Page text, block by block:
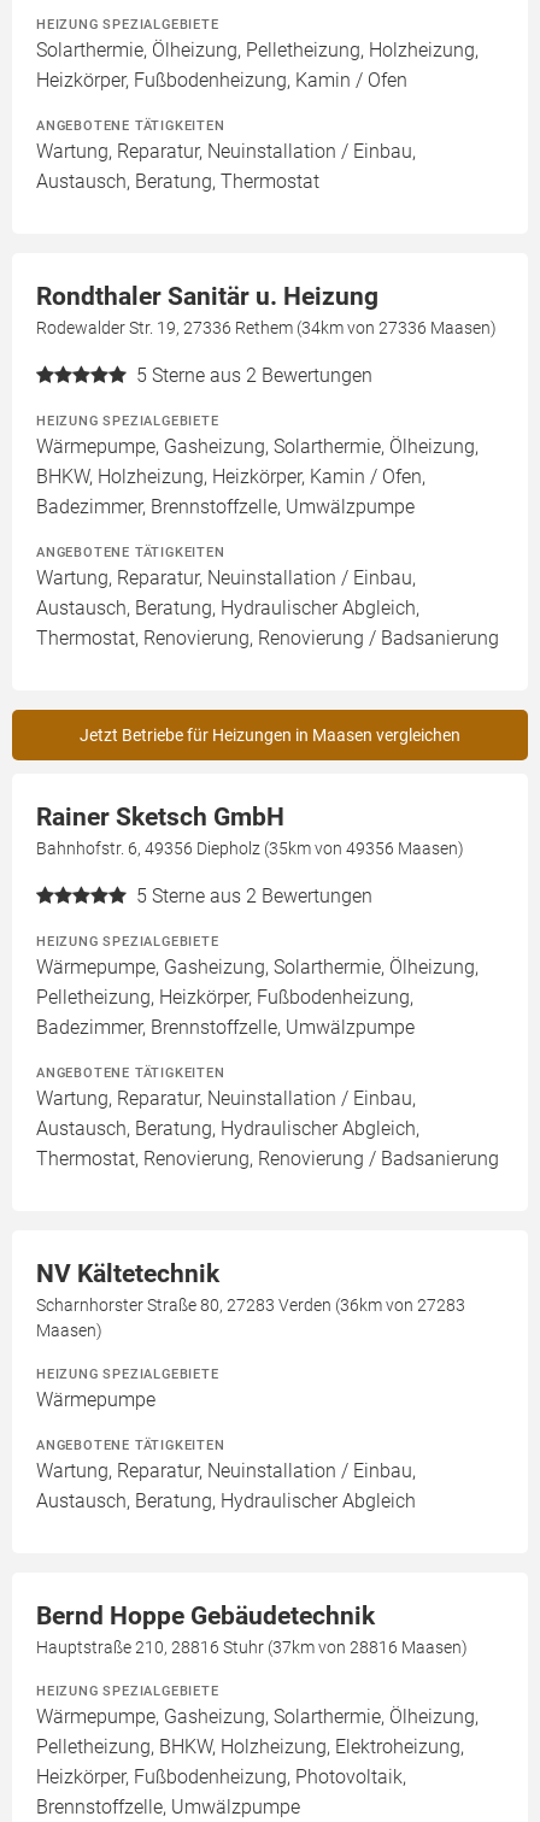
HEIZUNG SPEZIALGEBIETE
Solarthermie, Ölheizung, Pelletheizung, Holzheizung,
Heizkörper, Fußbodenheizung, Kamin / Ofen
ANGEBOTENE TÄTIGKEITEN
Wartung, Reparatur, Neuinstallation / Einbau,
Austausch, Beratung, Thermostat
Rondthaler Sanitär u. Heizung
Rodewalder Str. 19, 27336 Rethem (34km von 27336 Maasen)
5 Sterne aus 2 Bewertungen
HEIZUNG SPEZIALGEBIETE
Wärmepumpe, Gasheizung, Solarthermie, Ölheizung,
BHKW, Holzheizung, Heizkörper, Kamin / Ofen,
Badezimmer, Brennstoffzelle, Umwälzpumpe
ANGEBOTENE TÄTIGKEITEN
Wartung, Reparatur, Neuinstallation / Einbau,
Austausch, Beratung, Hydraulischer Abgleich,
Thermostat, Renovierung, Renovierung / Badsanierung
Jetzt Betriebe für Heizungen in Maasen vergleichen
Rainer Sketsch GmbH
Bahnhofstr. 6, 49356 Diepholz (35km von 49356 Maasen)
5 Sterne aus 2 Bewertungen
HEIZUNG SPEZIALGEBIETE
Wärmepumpe, Gasheizung, Solarthermie, Ölheizung,
Pelletheizung, Heizkörper, Fußbodenheizung,
Badezimmer, Brennstoffzelle, Umwälzpumpe
ANGEBOTENE TÄTIGKEITEN
Wartung, Reparatur, Neuinstallation / Einbau,
Austausch, Beratung, Hydraulischer Abgleich,
Thermostat, Renovierung, Renovierung / Badsanierung
NV Kältetechnik
Scharnhorster Straße 80, 27283 Verden (36km von 27283
Maasen)
HEIZUNG SPEZIALGEBIETE
Wärmepumpe
ANGEBOTENE TÄTIGKEITEN
Wartung, Reparatur, Neuinstallation / Einbau,
Austausch, Beratung, Hydraulischer Abgleich
Bernd Hoppe Gebäudetechnik
Hauptstraße 210, 28816 Stuhr (37km von 28816 Maasen)
HEIZUNG SPEZIALGEBIETE
Wärmepumpe, Gasheizung, Solarthermie, Ölheizung,
Pelletheizung, BHKW, Holzheizung, Elektroheizung,
Heizkörper, Fußbodenheizung, Photovoltaik,
Brennstoffzelle, Umwälzpumpe